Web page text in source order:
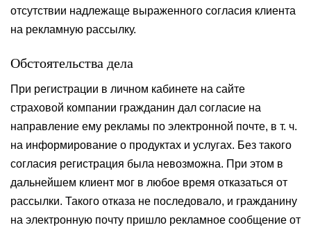
отсутствии надлежаще выраженного согласия клиента
на рекламную рассылку.
Обстоятельства дела
При регистрации в личном кабинете на сайте
страховой компании гражданин дал согласие на
направление ему рекламы по электронной почте, в т. ч.
на информирование о продуктах и услугах. Без такого
согласия регистрация была невозможна. При этом в
дальнейшем клиент мог в любое время отказаться от
рассылки. Такого отказа не последовало, и гражданину
на электронную почту пришло рекламное сообщение от